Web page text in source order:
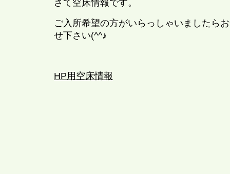
さて空床情報です。
ご入所希望の方がいらっしゃいましたら
せ下さい(^^♪
HP用空床情報